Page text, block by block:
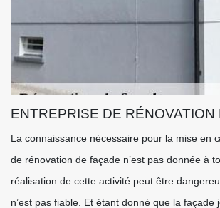
ENTREPRISE DE RÉNOVATION
La connaissance nécessaire pour la mise en
de rénovation de façade n’est pas donnée à
réalisation de cette activité peut être
n’est pas fiable. Et étant donné que la façade